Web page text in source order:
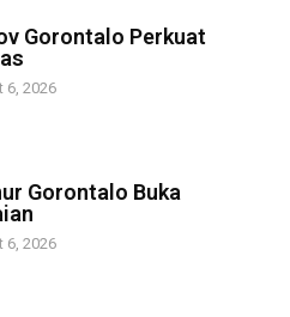
Gorontalo Perkuat
6, 2026
Gorontalo Buka
6, 2026